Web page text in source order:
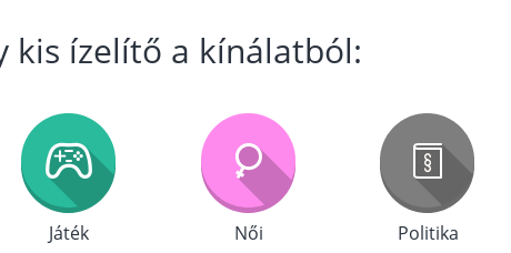
kis ízelítő a kínálatból:
Játék Női Politika